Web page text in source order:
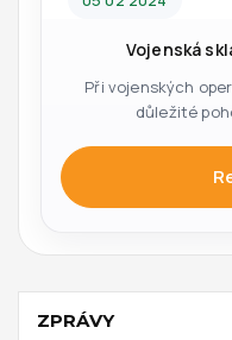
Vojenská
Při vojenských
důležité
ZPRÁVY